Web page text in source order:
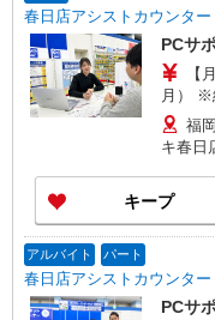
春日店アシストカウンター
PCサ
【
月） ※
します。 ■交通費支給 ■役職手当 ■
与あり
転居可
規定に
福
キ春日
◎Ｕ・
キープ
アルバイト パート
春日店アシストカウンター
PCサ